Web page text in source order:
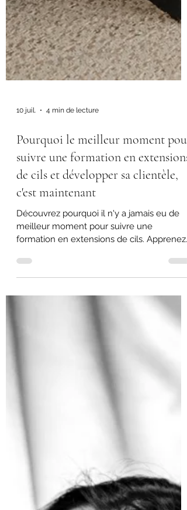
Pourquoi le meilleur moment pour
suivre une formation en extensions
de cils et développer sa clientèle,
c'est maintenant
Découvrez pourquoi il n'y a jamais eu de
formation en extensions de cils. Apprenez
maintenant avec Flair Insider Académie.